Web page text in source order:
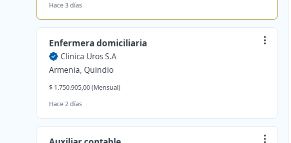
Hace 3 días
Enfermera domiciliaria
Clinica Uros S.A
Armenia, Quindio
$ 1.750.905,00 (Mensual)
Hace 2 días